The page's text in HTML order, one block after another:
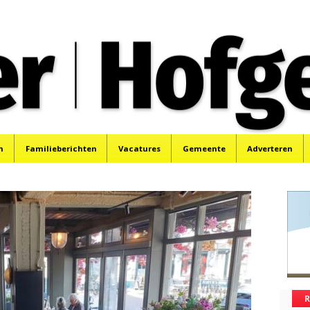
Familieberichten Vacatures Gemeente Adverteren